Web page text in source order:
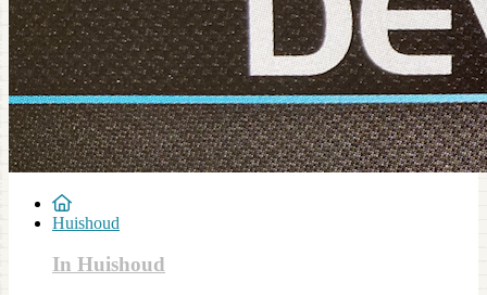
Huishoud
In Huishoud